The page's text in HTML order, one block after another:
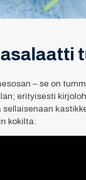
– se on
erityisesti
kokilta: